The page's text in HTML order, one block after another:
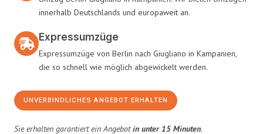
innerhalb Deutschlands und europaweit an.
Expressumzüge
Expressumzüge von Berlin nach Giugliano in Kampanien,
die so schnell wie möglich abgewickelt werden.
UNVERBINDLICHES ANGEBOT ERHALTEN
Sie erhalten garantiert ein Angebotin unter 15 Minuten.